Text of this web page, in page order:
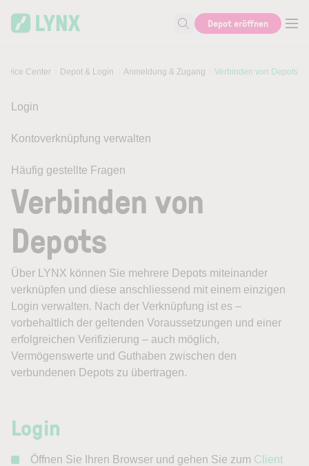
Suche nach Hilfe oder Info
Depot eröffnen
Center Depot & Login Anmeldung & Zugang Verbinden von Depots
Login
Kontoverknüpfung verwalten
Häufig gestellte Fragen
Verbinden von
Depots
Über LYNX können Sie mehrere Depots miteinander
verknüpfen und diese anschliessend mit einem einzigen
Login verwalten. Nach der Verknüpfung ist es –
vorbehaltlich der geltenden Voraussetzungen und einer
erfolgreichen Verifizierung – auch möglich,
Vermögenswerte und Guthaben zwischen den
verbundenen Depots zu übertragen.
Login
Öffnen Sie Ihren Browser und gehen Sie zum Client